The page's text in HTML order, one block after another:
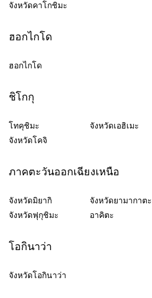
จังหวัดคาโกชิมะ
ฮอกไกโด
ฮอกไกโด
ชิโกกุ
โทคุชิมะ จังหวัดเอฮิเมะ
จังหวัดโคจิ
ภาคตะวันออกเฉียงเหนือ
จังหวัดมิยากิ จังหวัดยามากาตะ
จังหวัดฟุกุชิมะ
อาคิตะ
โอกินาว่า
จังหวัดโอกินาว่า